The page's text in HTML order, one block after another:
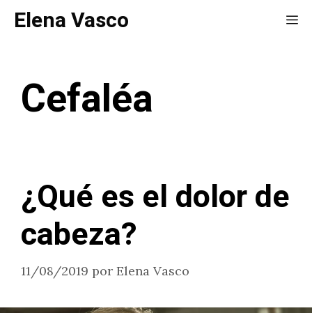
SaltarElena Vasco
Cefaléa
¿Qué es el dolor de
cabeza?
11/08/2019 por Elena Vasco